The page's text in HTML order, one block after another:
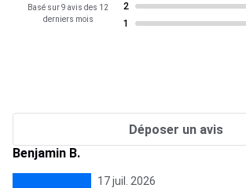
Basé sur 9 avis des 12
derniers mois
2
1
Déposer un avis
Benjamin B.
17 juil. 2026